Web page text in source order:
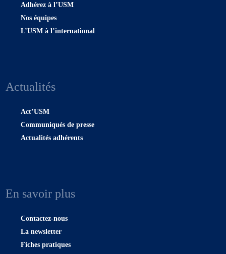
Adhérez à l’USM
Nos équipes
L’USM à l’international
Actualités
Act’USM
Communiqués de presse
Actualités adhérents
En savoir plus
Contactez-nous
La newsletter
Fiches pratiques